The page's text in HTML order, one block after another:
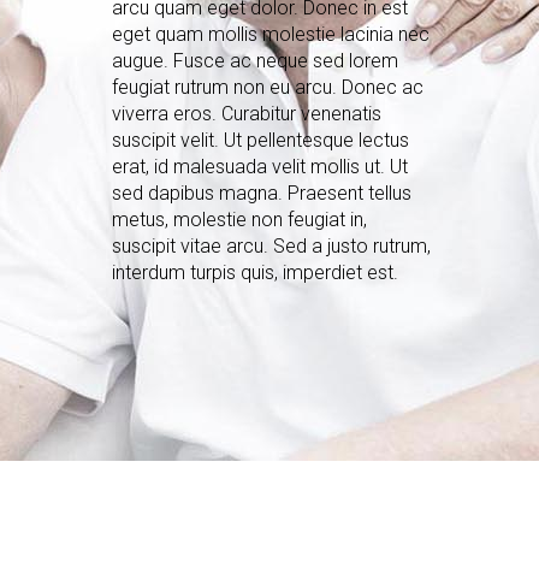
arcu quam eget dolor. Donec in est
eget quam mollis molestie lacinia nec
augue. Fusce ac neque sed lorem
feugiat rutrum non eu arcu. Donec ac
viverra eros. Curabitur venenatis
suscipit velit. Ut pellentesque lectus
erat, id malesuada velit mollis ut. Ut
sed dapibus magna. Praesent tellus
metus, molestie non feugiat in,
suscipit vitae arcu. Sed a justo rutrum,
interdum turpis quis, imperdiet est.